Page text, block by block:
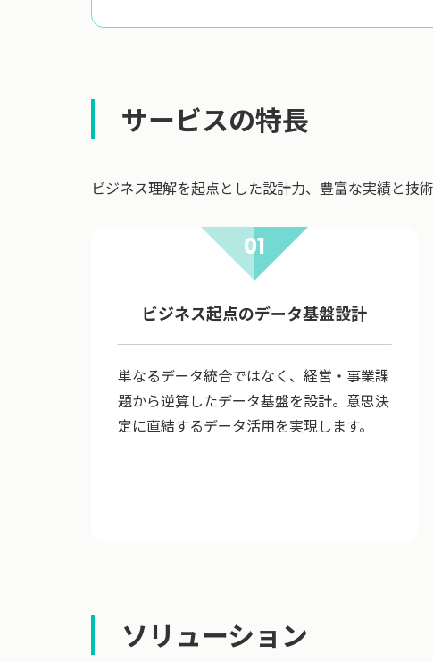
サービスの特長
ビジネス理解を起点とした設計力、豊富な実績と技
01
ビジネス起点のデータ基盤設計
単なるデータ統合ではなく、経営・事業課
題から逆算したデータ基盤を設計。意思決
定に直結するデータ活用を実現します。
ソリューション